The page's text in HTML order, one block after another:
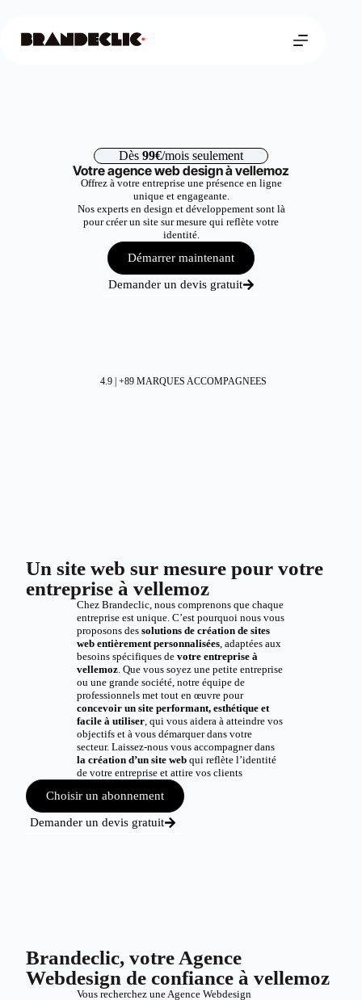
Dès 99€/mois seulement
Votre agence web design à vellemoz
Offrez à votre entreprise une présence en ligne
unique et engageante.
Nos experts en design et développement sont là
pour créer un site sur mesure qui reflète votre
identité.
Démarrer maintenant
Demander un devis gratuit
4.9 | +89 MARQUES ACCOMPAGNEES
Un site web sur mesure pour votre
entreprise à vellemoz
Chez Brandeclic, nous comprenons que chaque
entreprise est unique. C’est pourquoi nous vous
proposons des solutions de création de sites
web entièrement personnalisées, adaptées aux
besoins spécifiques de votre entreprise à
vellemoz. Que vous soyez une petite entreprise
ou une grande société, notre équipe de
professionnels met tout en œuvre pour
concevoir un site performant, esthétique et
facile à utiliser, qui vous aidera à atteindre vos
objectifs et à vous démarquer dans votre
secteur. Laissez-nous vous accompagner dans
la création d’un site webqui reflète l’identité
de votre entreprise et attire vos clients
Choisir un abonnement
Demander un devis gratuit
Brandeclic, votre Agence
Webdesign de confiance à vellemoz
Vous recherchez une Agence Webdesign